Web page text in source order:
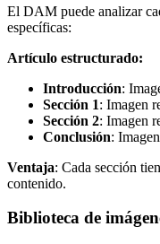
El DAM puede analizar
específicas:
Artículo estructurado:
Introducción:
Sección 1: Imagen
Sección 2: Imagen
Conclusión:
Ventaja: Cada sección
contenido.
Biblioteca de